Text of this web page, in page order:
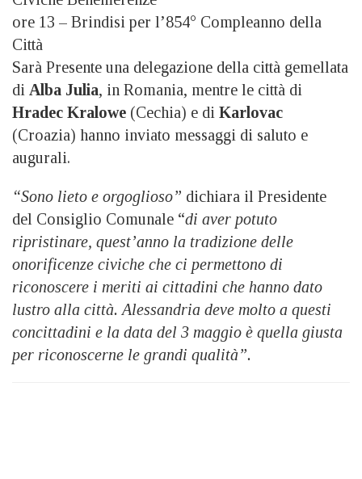
ore 13 – Brindisi per l’854° Compleanno della
Città
Sarà Presente una delegazione della città gemellata
di Alba Julia, in Romania, mentre le città di
Hradec Kralowe (Cechia) e di Karlovac
(Croazia) hanno inviato messaggi di saluto e
augurali.
“Sono lieto e orgoglioso” dichiara il Presidente
del Consiglio Comunale “di aver potuto
ripristinare, quest’anno la tradizione delle
onorificenze civiche che ci permettono di
riconoscere i meriti ai cittadini che hanno dato
lustro alla città. Alessandria deve molto a questi
concittadini e la data del 3 maggio è quella giusta
per riconoscerne le grandi qualità”.